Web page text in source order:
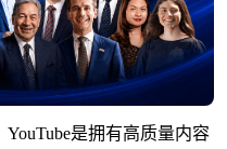
YouTube是拥有高质量内容